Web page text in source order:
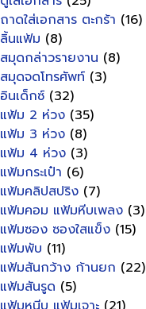
ถาดใส่เอกสาร ตะกร้า (16)
ลิ้นแฟ้ม (8)
สมุดกล่าวรายงาน (8)
สมุดจดโทรศัพท์ (3)
อินเด็กซ์ (32)
แฟ้ม 2 ห่วง (35)
แฟ้ม 3 ห่วง (8)
แฟ้ม 4 ห่วง (3)
แฟ้มกระเป๋า (6)
แฟ้มคลิปสปริง (7)
แฟ้มคอม แฟ้มหีบเพลง (3)
แฟ้มซอง ซองใสแข็ง (15)
แฟ้มพับ (11)
แฟ้มสันกว้าง ก้านยก (22)
แฟ้มสันรูด (5)